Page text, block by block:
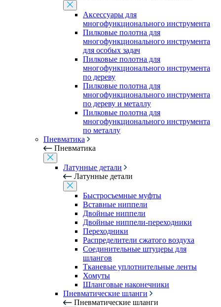
Аксессуары для
многофункционального инструмента
Пилковые полотна для
многофункционального инструмента
для особых задач
Пилковые полотна для
многофункционального инструмента
по дереву
Пилковые полотна для
многофункционального инструмента
по дереву и металлу
Пилковые полотна для
многофункционального инструмента
по металлу
Пневматика
Пневматика
Латунные детали
Латунные детали
Быстросъемные муфты
Вставные ниппели
Двойные ниппели
Двойные ниппели-переходники
Переходники
Распределители сжатого воздуха
Соединительные штуцеры для
шлангов
Тканевые уплотнительные ленты
Хомуты
Шланговые наконечники
Пневматические шланги
Пневматические шланги